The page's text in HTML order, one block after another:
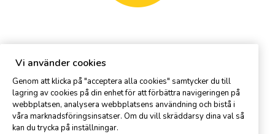
Vi använder cookies
Genom att klicka på "acceptera alla cookies" samtycker du till
lagring av cookies på din enhet för att förbättra navigeringen på
webbplatsen, analysera webbplatsens användning och bistå i
våra marknadsföringsinsatser. Om du vill skräddarsy dina val så
kan du trycka på inställningar.